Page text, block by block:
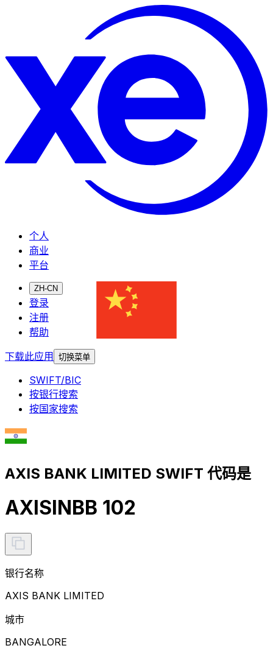
个人
商业
平台
ZH-CN
登录
注册
帮助
下载此应用
切换菜单
SWIFT/BIC
按银行搜索
按国家搜索
AXIS BANK LIMITED SWIFT 代码是
AXISINBB 102
银行名称
AXIS BANK LIMITED
城市
BANGALORE